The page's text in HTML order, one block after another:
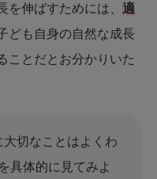
を伸ばすためには、 適
ども自身の自然な成長
ことだとお分かりいた
切なことはよくわ
具体的に見てみよ